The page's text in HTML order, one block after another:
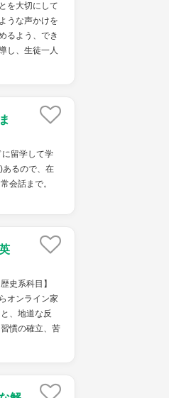
を大切にして
うな声かけを
るよう、でき
し、生徒一人
留学して学
あるので、在
会話まで。
史系科目】
オンライン家
、地道な反
慣の確立、苦